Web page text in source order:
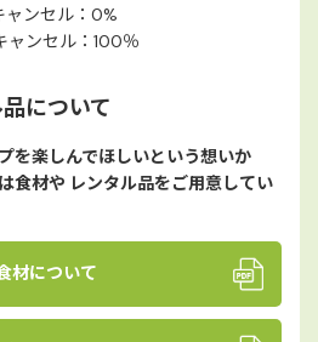
ャンセル：0%
ャンセル：100％
について
を楽しんでほしいという想いか
食材や レンタル品をご用意してい
材について